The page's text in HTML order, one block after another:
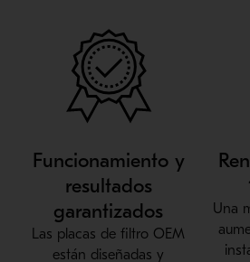
Funcionamiento y
resultados
garantizados
Las placas de filtro OEM
están diseñadas y
Una